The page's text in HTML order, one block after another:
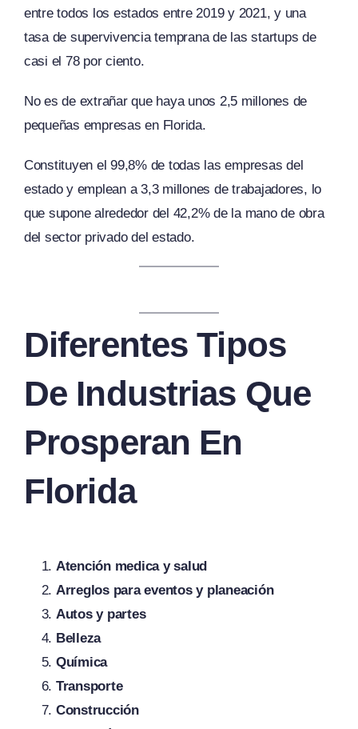
entre todos los estados entre 2019 y 2021, y una
tasa de supervivencia temprana de las startups de
casi el 78 por ciento.
No es de extrañar que haya unos 2,5 millones de
pequeñas empresas en Florida.
Constituyen el 99,8% de todas las empresas del
estado y emplean a 3,3 millones de trabajadores, lo
que supone alrededor del 42,2% de la mano de obra
del sector privado del estado.
Diferentes Tipos
De Industrias Que
Prosperan En
Florida
Atención medica y salud
Arreglos para eventos y planeación
Autos y partes
Belleza
Química
Transporte
Construcción